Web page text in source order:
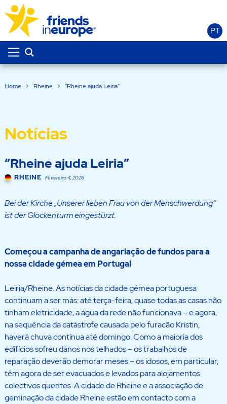
PT
Home > Rheine > “Rheine ajuda Leiria”
Notícias
“Rheine ajuda Leiria”
RHEINE Fevereiro 4, 2026
Bei der Kirche „Unserer lieben Frau von der Menschwerdung“
ist der Glockenturm eingestürzt.
Começou a campanha de angariação de fundos para a
nossa cidade gémea em Portugal
Leiria/Rheine. As notícias da cidade gémea portuguesa
continuam a ser más: até terça-feira, quase todas as casas não
tinham eletricidade, a água da rede não funcionava – e agora,
na sequência da catástrofe causada pelo furacão Kristin,
haverá chuva contínua até domingo. Como a maioria dos
edifícios sofreu danos nos telhados – os trabalhos de
reparação deverão demorar meses – os idosos, em particular,
têm agora de ser evacuados e levados para alojamentos
colectivos quentes. A cidade de Rheine e a associação de
geminação da cidade Rheine estão em contacto com a